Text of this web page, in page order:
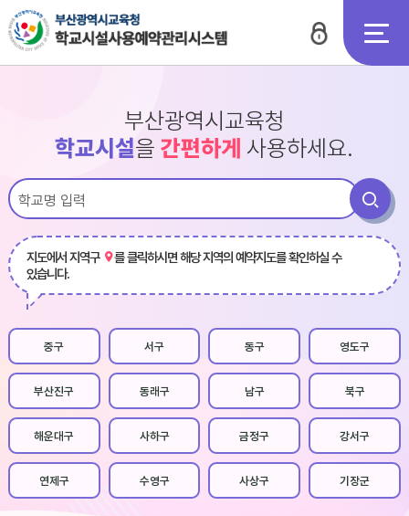
전체메뉴
부산광역시교육청
학교시설을간편하게 사용하세요.
검색창
검
색
검
색
지도에서 지역구 를 클릭하시면해당 지역의 예약지도를 확인하실 수
있습니다.
중구 서구 동구 영도구
부산진구 동래구 남구 북구
해운대구 사하구 금정구 강서구
연제구 수영구 사상구 기장군